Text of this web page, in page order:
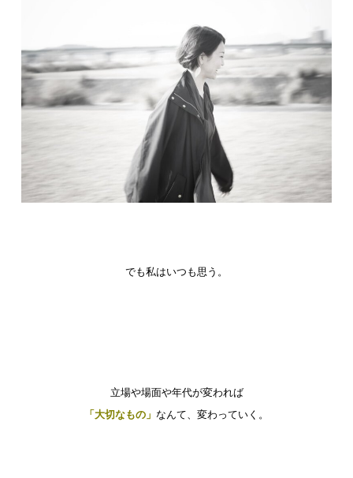
でも私はいつも思う。
立場や場面や年代が変われば
「大切なもの」 なんて、変わっていく。